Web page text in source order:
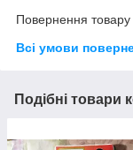
Повернення
Всі умови
Подібні товари